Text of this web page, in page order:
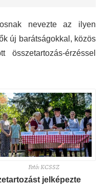
nevezte az ilyen
új barátságokkal, közös
összetartozás-érzéssel
Fotó: KCSSZ
jelképezte